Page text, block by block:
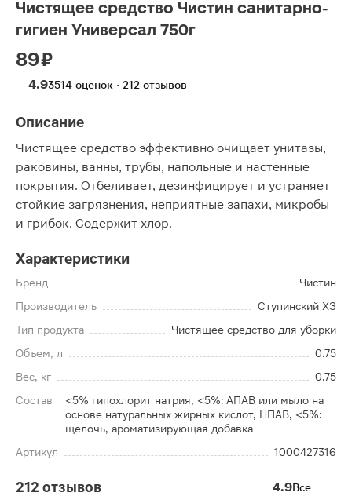
Чистящее средство Чистин санитарно-
гигиен Универсал 750г
89 ₽
4.93514 оценок · 212 отзывов
Описание
Чистящее средство эффективно очищает унитазы,
раковины, ванны, трубы, напольные и настенные
покрытия. Отбеливает, дезинфицирует и устраняет
стойкие загрязнения, неприятные запахи, микробы
и грибок. Содержит хлор.
Характеристики
Бренд
Чистин
Производитель
Ступинский ХЗ
Тип продукта
Чистящее средство для уборки
Объем, л
0.75
Вес, кг
0.75
Состав
<5% гипохлорит натрия, <5%: АПАВ или мыло на
основе натуральных жирных кислот, НПАВ, <5%:
щелочь, ароматизирующая добавка
Артикул
1000427316
212 отзывов 4.9Все